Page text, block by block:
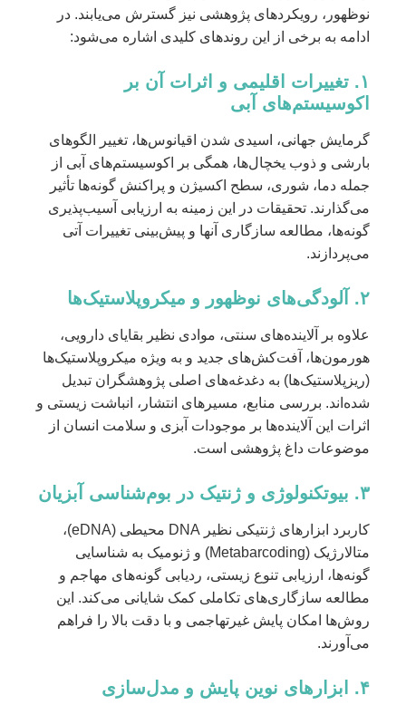
نوظهور، رویکردهای پژوهشی نیز گسترش می‌یابند. در
ادامه به برخی از این روندهای کلیدی اشاره می‌شود:
۱. تغییرات اقلیمی و اثرات آن بر
اکوسیستم‌های آبی
گرمایش جهانی، اسیدی شدن اقیانوس‌ها، تغییر الگوهای
بارشی و ذوب یخچال‌ها، همگی بر اکوسیستم‌های آبی از
جمله دما، شوری، سطح اکسیژن و پراکنش گونه‌ها تأثیر
می‌گذارند. تحقیقات در این زمینه به ارزیابی آسیب‌پذیری
گونه‌ها، مطالعه سازگاری آنها و پیش‌بینی تغییرات آتی
می‌پردازند.
۲. آلودگی‌های نوظهور و میکروپلاستیک‌ها
علاوه بر آلاینده‌های سنتی، موادی نظیر بقایای دارویی،
هورمون‌ها، آفت‌کش‌های جدید و به ویژه میکروپلاستیک‌ها
(ریزپلاستیک‌ها) به دغدغه‌های اصلی پژوهشگران تبدیل
شده‌اند. بررسی منابع، مسیرهای انتشار، انباشت زیستی و
اثرات این آلاینده‌ها بر موجودات آبزی و سلامت انسان از
موضوعات داغ پژوهشی است.
۳. بیوتکنولوژی و ژنتیک در بوم‌شناسی آبزیان
کاربرد ابزارهای ژنتیکی نظیر DNA محیطی (eDNA)،
متالارژیک (Metabarcoding) و ژنومیک به شناسایی
گونه‌ها، ارزیابی تنوع زیستی، ردیابی گونه‌های مهاجم و
مطالعه سازگاری‌های تکاملی کمک شایانی می‌کند. این
روش‌ها امکان پایش غیرتهاجمی و با دقت بالا را فراهم
می‌آورند.
۴. ابزارهای نوین پایش و مدل‌سازی